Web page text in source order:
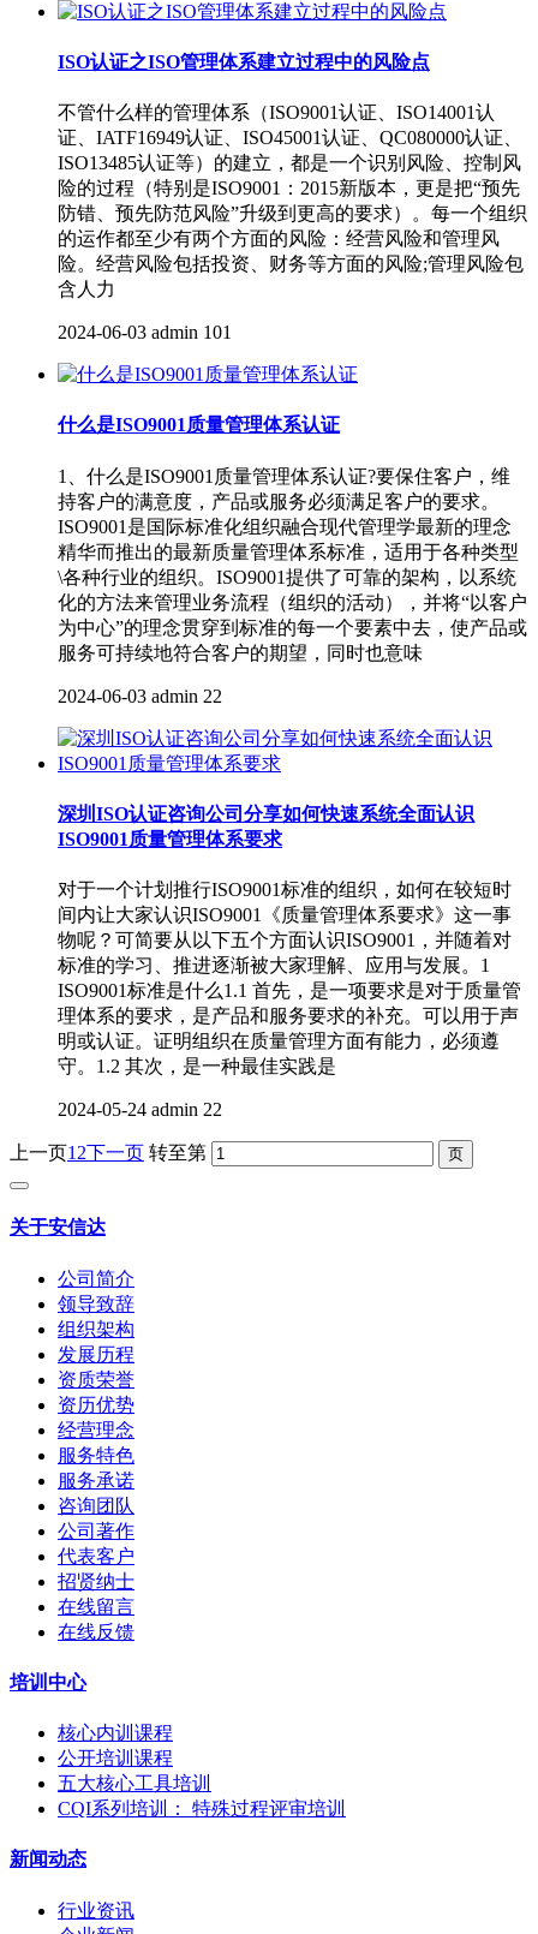
ISO认证之ISO管理体系建立过程中的风险点
不管什么样的管理体系（ISO9001认证、ISO14001认
证、IATF16949认证、ISO45001认证、QC080000认证、
ISO13485认证等）的建立，都是一个识别风险、控制风
险的过程（特别是ISO9001：2015新版本，更是把“预先
防错、预先防范风险”升级到更高的要求）。每一个组织
的运作都至少有两个方面的风险：经营风险和管理风
险。经营风险包括投资、财务等方面的风险;管理风险包
含人力
2024-06-03 admin 101
什么是ISO9001质量管理体系认证
1、什么是ISO9001质量管理体系认证?要保住客户，维
持客户的满意度，产品或服务必须满足客户的要求。
ISO9001是国际标准化组织融合现代管理学最新的理念
精华而推出的最新质量管理体系标准，适用于各种类型
\各种行业的组织。ISO9001提供了可靠的架构，以系统
化的方法来管理业务流程（组织的活动），并将“以客户
为中心”的理念贯穿到标准的每一个要素中去，使产品或
服务可持续地符合客户的期望，同时也意味
2024-06-03 admin 22
深圳ISO认证咨询公司分享如何快速系统全面认识
ISO9001质量管理体系要求
对于一个计划推行ISO9001标准的组织，如何在较短时
间内让大家认识ISO9001《质量管理体系要求》这一事
物呢？可简要从以下五个方面认识ISO9001，并随着对
标准的学习、推进逐渐被大家理解、应用与发展。1
ISO9001标准是什么1.1 首先，是一项要求是对于质量管
理体系的要求，是产品和服务要求的补充。可以用于声
明或认证。证明组织在质量管理方面有能力，必须遵
守。1.2 其次，是一种最佳实践是
2024-05-24 admin 22
上一页1 2下一页 转至第
关于安信达
公司简介
领导致辞
组织架构
发展历程
资质荣誉
资历优势
经营理念
服务特色
服务承诺
咨询团队
公司著作
代表客户
招贤纳士
在线留言
在线反馈
培训中心
核心内训课程
公开培训课程
五大核心工具培训
CQI系列培训： 特殊过程评审培训
新闻动态
行业资讯